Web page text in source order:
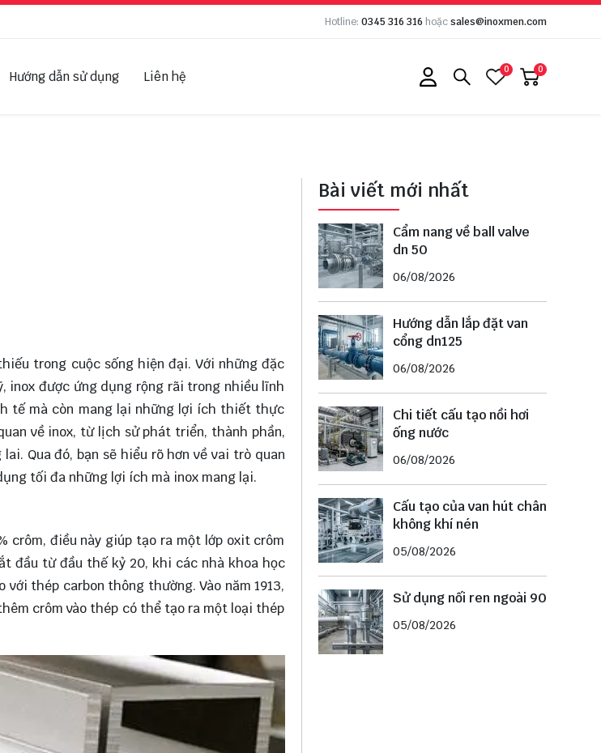
Hotline: 0345 316 316 hoặcsales@inoxmen.com
Hướng dẫn sử dụng Liên hệ 0 0
trong cuộc sống hiện đại. Với những đặc
inox được ứng dụng rộng rãi trong nhiều lĩnh
tế mà còn mang lại những lợi ích thiết thực
về inox, từ lịch sử phát triển, thành phần,
Qua đó, bạn sẽ hiểu rõhơn về vai trò quan
tối đa những lợi ích mà inox mang lại.
crôm, điều này giúp tạo ra một lớp oxit crôm
đầu từ đầu thế kỷ 20, khi các nhà khoa học
thép carbon thông thường. Vào năm 1913,
crôm vào thép có thể tạo ra một loại thép
Bài viết mới nhất
Cẩm nang về ball valve
dn 50
06/08/2026
Hướng dẫn lắp đặt van
cổng dn125
06/08/2026
Chi tiết cấu tạo nồi hơi
ống nước
06/08/2026
Cấu tạo của van hút chân
không khí nén
05/08/2026
Sử dụng nối ren ngoài 90
05/08/2026